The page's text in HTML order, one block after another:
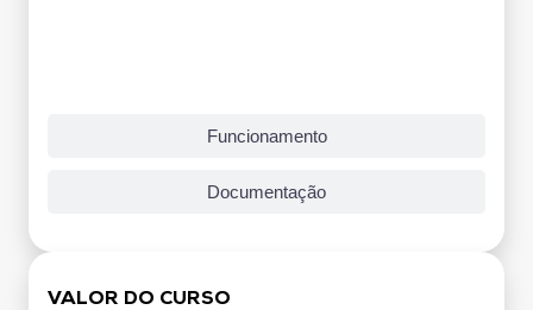
Funcionamento
Documentação
VALOR DO CURSO